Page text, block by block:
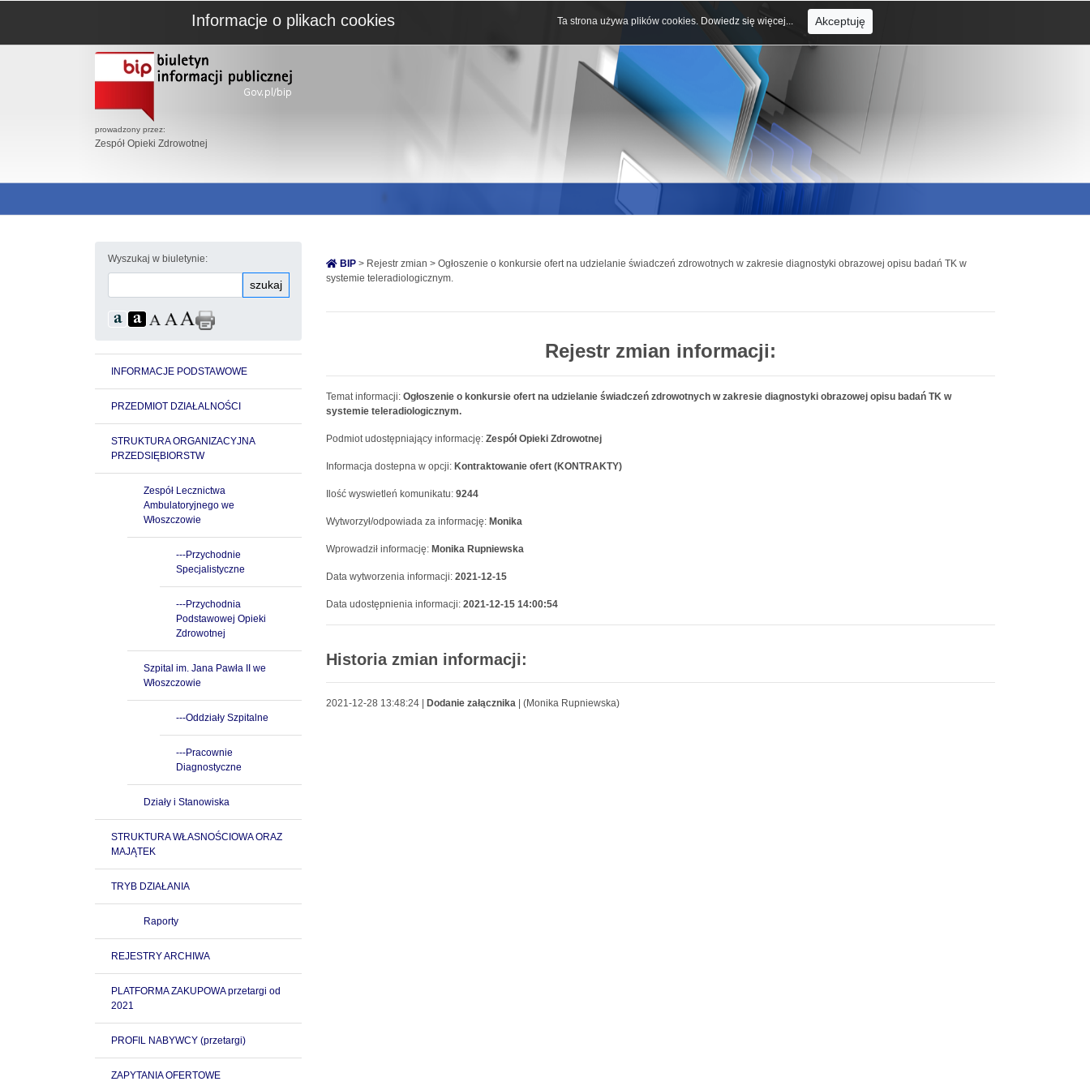
prowadzony przez:
Zespół Opieki Zdrowotnej
Wyszukaj w biuletynie:
szukaj
INFORMACJE PODSTAWOWE
PRZEDMIOT DZIAŁALNOŚCI
STRUKTURA ORGANIZACYJNA
PRZEDSIĘBIORSTW
Zespół Lecznictwa
Ambulatoryjnego we
Włoszczowie
---Przychodnie
Specjalistyczne
---Przychodnia
Podstawowej Opieki
Zdrowotnej
Szpital im. Jana Pawła II we
Włoszczowie
---Oddziały Szpitalne
---Pracownie
Diagnostyczne
Działy i Stanowiska
STRUKTURA WŁASNOŚCIOWA ORAZ
MAJĄTEK
TRYB DZIAŁANIA
Raporty
REJESTRY ARCHIWA
PLATFORMA ZAKUPOWA przetargi od
2021
PROFIL NABYWCY (przetargi)
ZAPYTANIA OFERTOWE
BIP > Rejestr zmian > Ogłoszenie o konkursie ofert na udzielanie świadczeń zdrowotnych w zakresie diagnostyki obrazowej opisu badań TK w
systemie teleradiologicznym.
Rejestr zmian informacji:
Temat informacji: Ogłoszenie o konkursie ofert na udzielanie świadczeń zdrowotnych w zakresie diagnostyki obrazowej opisu badań TK w
systemie teleradiologicznym.
Podmiot udostępniający informację: Zespół Opieki Zdrowotnej
Informacja dostepna w opcji: Kontraktowanie ofert (KONTRAKTY)
Ilość wyswietleń komunikatu: 9244
Wytworzył/odpowiada za informację: Monika
Wprowadził informację: Monika Rupniewska
Data wytworzenia informacji: 2021-12-15
Data udostępnienia informacji: 2021-12-15 14:00:54
Historia zmian informacji:
2021-12-28 13:48:24 | Dodanie załącznika | (Monika Rupniewska)
Informacje o plikach cookies Ta strona używa plików cookies. Dowiedz się więcej... Akceptuję